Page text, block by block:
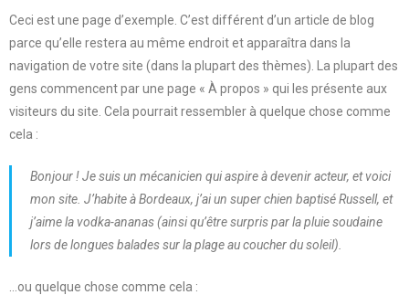
Ceci est une page d’exemple. C’est différent d’un article de blog
parce qu’elle restera au même endroit et apparaîtra dans la
navigation de votre site (dans la plupart des thèmes). La plupart des
gens commencent par une page « À propos » qui les présente aux
visiteurs du site. Cela pourrait ressembler à quelque chose comme
cela :
Bonjour ! Je suis un mécanicien qui aspire à devenir acteur, et voici
mon site. J’habite à Bordeaux, j’ai un super chien baptisé Russell, et
j’aime la vodka-ananas (ainsi qu’être surpris par la pluie soudaine
lors de longues balades sur la plage au coucher du soleil).
…ou quelque chose comme cela :